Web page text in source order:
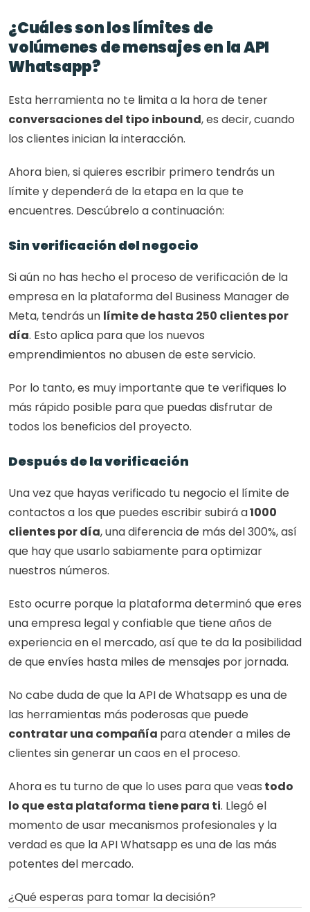
¿Cuáles son los límites de
volúmenes de mensajes en la API
Whatsapp?
conversaciones del tipo inbound, es decir, cuando
los clientes inician la interacción.
Ahora bien, si quieres escribir primero tendrás un
límite y dependerá de la etapa en la que te
encuentres. Descúbrelo a continuación:
Sin verificación del negocio
Si aún no has hecho el proceso de verificación de la
empresa en la plataforma del Business Manager de
Meta, tendrás un límite de hasta 250 clientes por
día. Esto aplica para que los nuevos
emprendimientos no abusen de este servicio.
Por lo tanto, es muy importante que te verifiques lo
más rápido posible para que puedas disfrutar de
todos los beneficios del proyecto.
Después de la verificación
Una vez que hayas verificado tu negocio el límite de
contactos a los que puedes escribir subirá a 1000
clientes por día, una diferencia de más del 300%, así
que hay que usarlo sabiamente para optimizar
nuestros números.
Esto ocurre porque la plataforma determinó que eres
una empresa legal y confiable que tiene años de
experiencia en el mercado, así que te da la posibilidad
de que envíes hasta miles de mensajes por jornada.
No cabe duda de que la API de Whatsapp es una de
contratar una compañía para atender a miles de
clientes sin generar un caos en el proceso.
Ahora es tu turno de que lo uses para que veas todo
lo que esta plataforma tiene para ti. Llegó el
momento de usar mecanismos profesionales y la
verdad es que la API Whatsapp es una de las más
potentes del mercado.
¿Qué esperas para tomar la decisión?